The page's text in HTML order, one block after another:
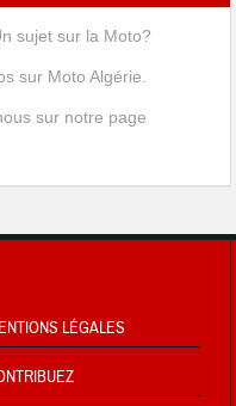
sujet sur la Moto?
sur Moto Algérie.
sur notre page
LÉGALES